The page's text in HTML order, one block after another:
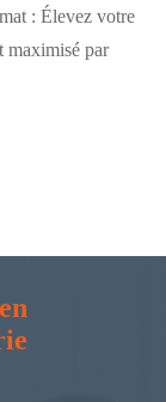
: Élevez votre
maximisé par